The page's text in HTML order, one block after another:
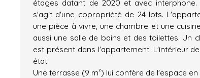
étages datant de 2020 et avec interphone.
s'agit d'une copropriété de 24 lots.
une pièce à vivre, une chambre et une
aussi une salle de bains et des toilettes. Un
est présent dans l'appartement. L'intérieur
état.
Une terrasse (9 m²) lui confère de l'espace en